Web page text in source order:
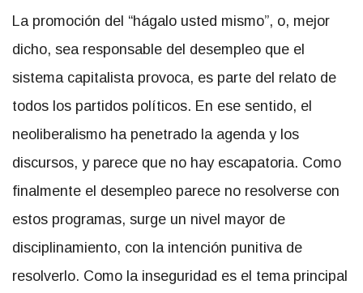
La promoción del “hágalo usted mismo”, o, mejor
dicho, sea responsable del desempleo que el
sistema capitalista provoca, es parte del relato de
todos los partidos políticos. En ese sentido, el
neoliberalismo ha penetrado la agenda y los
discursos, y parece que no hay escapatoria. Como
finalmente el desempleo parece no resolverse con
estos programas, surge un nivel mayor de
disciplinamiento, con la intención punitiva de
resolverlo. Como la inseguridad es el tema principal